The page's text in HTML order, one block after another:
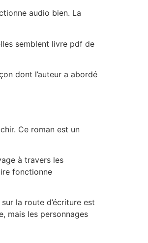
audio bien. La
semblent livre pdf de
dont l’auteur a abordé
Ce roman est un
à travers les
fonctionne
la route d’écriture est
mais les personnages